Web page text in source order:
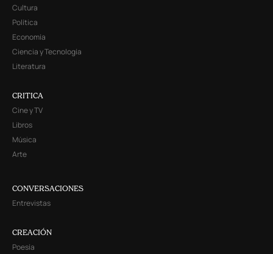
Cultura
Política
Economía
Ciencia y Tecnología
Literatura
CRITICA
Cine y TV
Libros
Música
Arte
CONVERSACIONES
Entrevistas
CREACIÓN
Poesía